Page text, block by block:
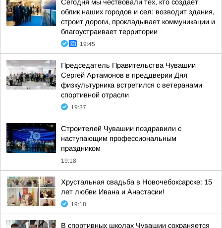
Сегодня мы чествовали тех, кто создает
облик наших городов и сел: возводит здания,
строит дороги, прокладывает коммуникации и
благоустраивает территории
19:45
Председатель Правительства Чувашии
Сергей Артамонов в преддверии Дня
физкультурника встретился с ветеранами
спортивной отрасли
19:37
Строителей Чувашии поздравили с
наступающим профессиональным
праздником
19:18
Хрустальная свадьба в Новочебоксарске: 15
лет любви Ивана и Анастасии!
19:18
В спортивных школах Чувашии сохраняется